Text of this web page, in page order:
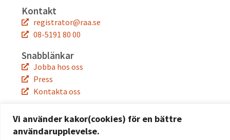
Vi använder kakor(cookies) för en bättre
användarupplevelse.
Kontakt
registrator@raa.se
08-5191 80 00
Snabblänkar
Jobba hos oss
Press
Kontakta oss
Facebook
Instagram